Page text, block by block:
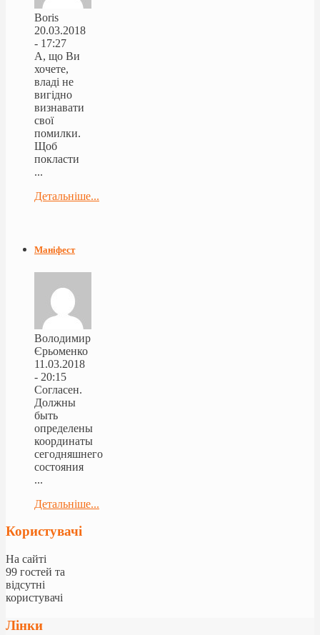
Boris
20.03.2018
- 17:27
А, що Ви
хочете,
владі не
вигідно
визнавати
свої
помилки.
Щоб
покласти
...
Детальніше...
Маніфест
Володимир
Єрьоменко
11.03.2018
- 20:15
Согласен.
Должны
быть
определены
координаты
сегодняшнего
состояния
...
Детальніше...
Користувачі
На сайті
99 гостей та
відсутні
користувачі
Лінки